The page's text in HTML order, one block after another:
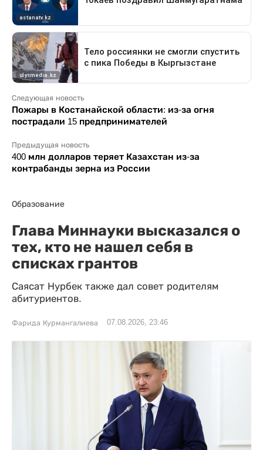
Следующая новость
Пожары в Костанайской области: из-за огня
пострадали 15 предпринимателей
Предыдущая новость
400 млн долларов теряет Казахстан из-за
контрабанды зерна из России
Образование
Глава Миннауки высказался о
тех, кто не нашел себя в
списках грантов
Саясат Нурбек также дал совет родителям
абитуриентов.
Фарида Курмангалиева 07.08.2026, 23:46